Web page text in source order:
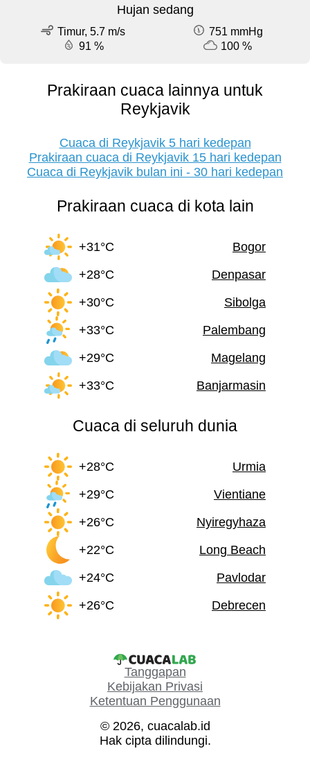
Hujan sedang
Timur, 5.7 m/s
751 mmHg
91 %
100 %
Prakiraan cuaca lainnya untuk
Reykjavik
Cuaca di Reykjavik 5 hari kedepan
Prakiraan cuaca di Reykjavik 15 hari kedepan
Cuaca di Reykjavik bulan ini - 30 hari kedepan
Prakiraan cuaca di kota lain
+31°C
Bogor
+28°C
Denpasar
+30°C
Sibolga
+33°C
Palembang
+29°C
Magelang
+33°C
Banjarmasin
Cuaca di seluruh dunia
+28°C
Urmia
+29°C
Vientiane
+26°C
Nyiregyhaza
+22°C
Long Beach
+24°C
Pavlodar
+26°C
Debrecen
Tanggapan
Kebijakan Privasi
Ketentuan Penggunaan
© 2026, cuacalab.id
Hak cipta dilindungi.